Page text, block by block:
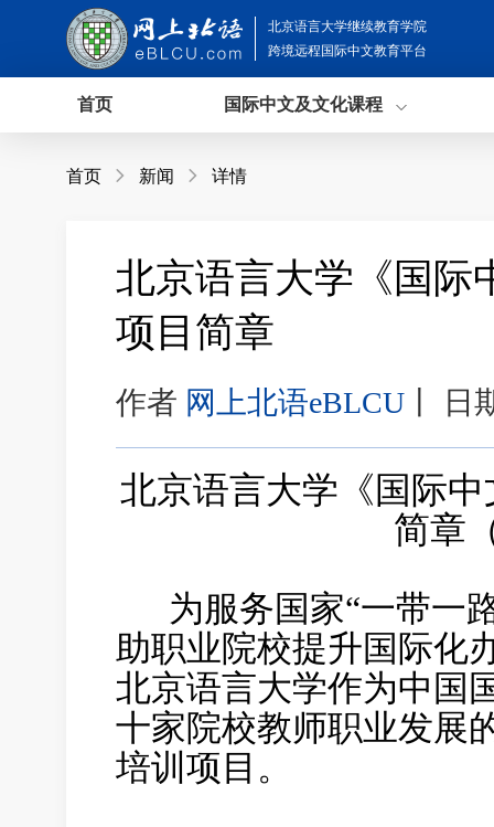
北京语言大学继续教育学院
跨境远程国际中文教育平台
首页 国际中文及文化课程
首页  新闻  详情
北京语言大学《国际
项目简章
作者 网上北语eBLCU 日
北京语言大学《国际
简章
为服务国家“一带一
助职业院校提升国际化
北京语言大学作为中国
十家院校教师职业发展
培训项目。